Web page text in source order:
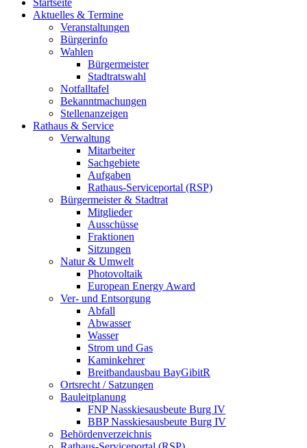
Startseite
Aktuelles & Termine
Veranstaltungen
Bürgerinfo
Wahlen
Bürgermeister
Stadtratswahl
Notfalltafel
Bekanntmachungen
Stellenanzeigen
Rathaus & Service
Verwaltung
Mitarbeiter
Sachgebiete
Aufgaben
Rathaus-Serviceportal (RSP)
Bürgermeister & Stadtrat
Mitglieder
Ausschüsse
Fraktionen
Sitzungen
Natur & Umwelt
Photovoltaik
European Energy Award
Ver- und Entsorgung
Abfall
Abwasser
Wasser
Strom und Gas
Kaminkehrer
Breitbandausbau BayGibitR
Ortsrecht / Satzungen
Bauleitplanung
FNP Nasskiesausbeute Burg IV
BBP Nasskiesausbeute Burg IV
Behördenverzeichnis